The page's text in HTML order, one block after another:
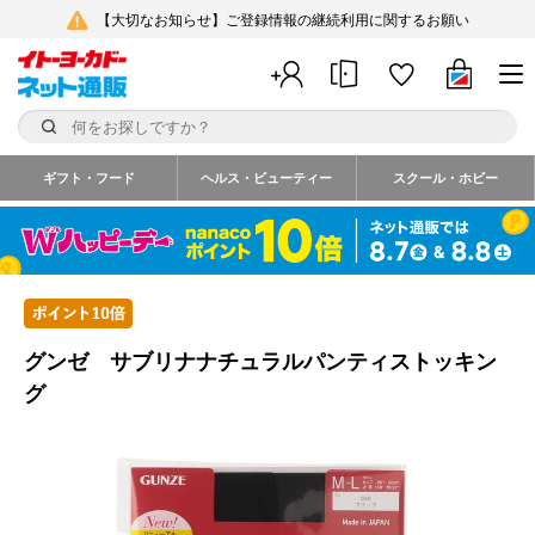
【大切なお知らせ】ご登録情報の継続利用に関するお願い
ギフト・フード ヘルス・ビューティー スクール・ホビー
グンゼ サブリナナチュラルパンティストッキン
グ